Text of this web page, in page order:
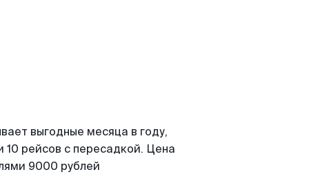
выгодные месяца в году,
рейсов с пересадкой. Цена
9000 рублей